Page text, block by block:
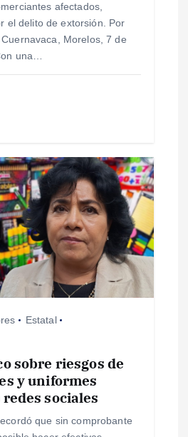
afectados,
el delito de extorsión. Por
Morelos, 7 de
una…
Estatal
sobre riesgos de
y uniformes
sociales
que sin comprobante